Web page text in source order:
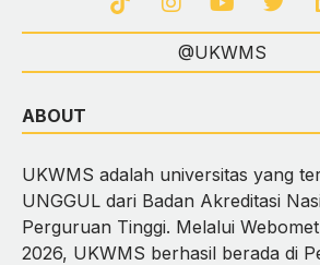
@UKWMS
ABOUT
UKWMS adalah universitas yang
UNGGUL dari Badan Akreditasi
Perguruan Tinggi. Melalui
2026, UKWMS berhasil berada di